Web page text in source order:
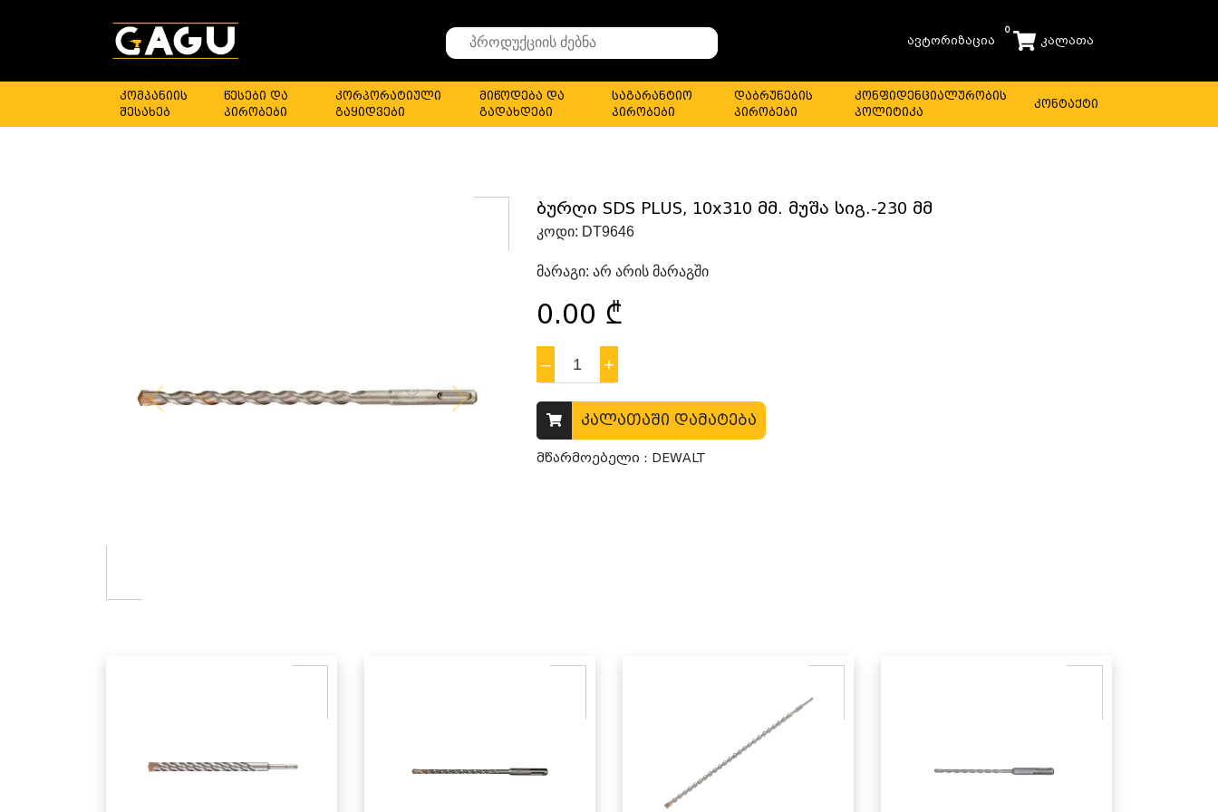
Search
for
ავტორიზაცია
0
კალათა
კომპანიის
შესახებ
წესები და
პირობები
კორპორატიული
გაყიდვები
მიწოდება და
გადახდები
საგარანტიო
პირობები
დაბრუნების
პირობები
კონფიდენციალურობის
პოლიტიკა
კონტაქტი
ბურღი SDS PLUS, 10x310 მმ. მუშა სიგ.-230 მმ
კოდი: DT9646
მარაგი: არ არის მარაგში
0.00 ₾
– 1 +
კალათაში დამატება
მწარმოებელი : DEWALT